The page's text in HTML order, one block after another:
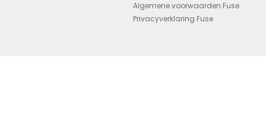
Algemene voorwaarden Fuse
Privacyverklaring Fuse